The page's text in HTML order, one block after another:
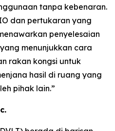
tanpa kebenaran.
dan pertukaran yang
penyelesaian
menunjukkan cara
rakan kongsi untuk
hasil di ruang yang
pihak lain.”